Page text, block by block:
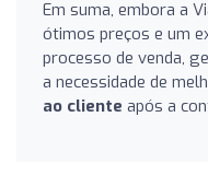
Em suma, embora a
ótimos preços e um
processo de venda,
a necessidade de
ao cliente após a